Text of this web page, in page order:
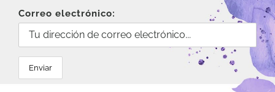
Correo electrónico: